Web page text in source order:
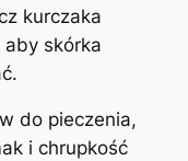
kurczaka
skórka
do pieczenia,
i chrupkość